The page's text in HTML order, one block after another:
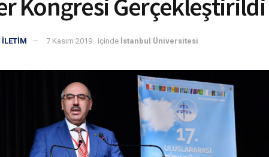
Kongresi Gerçekleştirildi
İLETİM 7 Kasım 2019 içinde İstanbul Üniversitesi